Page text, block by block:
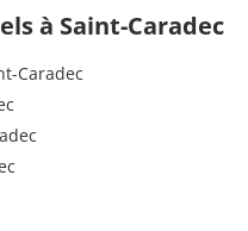
à Saint-Caradec
Caradec